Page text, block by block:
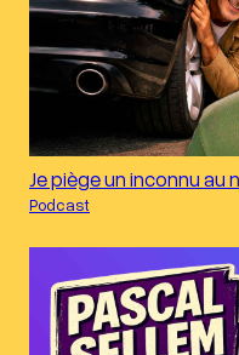
Je piège un inconnu au
Podcast